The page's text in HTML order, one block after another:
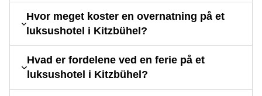
Hvor meget koster en overnatning på et
luksushotel i Kitzbühel?
Hvad er fordelene ved en ferie på et
luksushotel i Kitzbühel?